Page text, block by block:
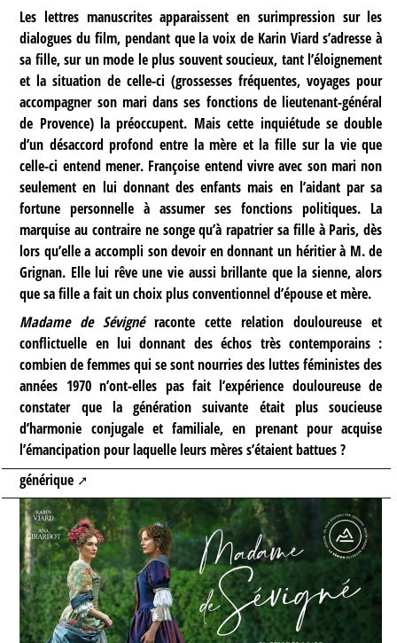
Les lettres manuscrites apparaissent en surimpression sur les
dialogues du film, pendant que la voix de Karin Viard s’adresse à
sa fille, sur un mode le plus souvent soucieux, tant l’éloignement
et la situation de celle-ci (grossesses fréquentes, voyages pour
accompagner son mari dans ses fonctions de lieutenant-général
de Provence) la préoccupent. Mais cette inquiétude se double
d’un désaccord profond entre la mère et la fille sur la vie que
celle-ci entend mener. Françoise entend vivre avec son mari non
seulement en lui donnant des enfants mais en l’aidant par sa
fortune personnelle à assumer ses fonctions politiques. La
marquise au contraire ne songe qu’à rapatrier sa fille à Paris, dès
lors qu’elle a accompli son devoir en donnant un héritier à M. de
Grignan. Elle lui rêve une vie aussi brillante que la sienne, alors
que sa fille a fait un choix plus conventionnel d’épouse et mère.
Madame de Sévignéraconte cette relation douloureuse et
conflictuelle en lui donnant des échos très contemporains :
combien de femmes qui se sont nourries des luttes féministes des
années 1970 n’ont-elles pas fait l’expérience douloureuse de
constater que la génération suivante était plus soucieuse
d’harmonie conjugale et familiale, en prenant pour acquise
l’émancipation pour laquelle leurs mères s’étaient battues ?
générique